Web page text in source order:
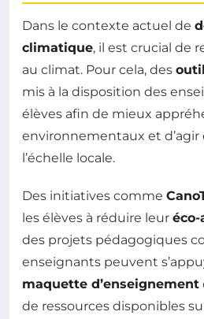
Dans le contexte actuel de
climatique, il est crucial de
au climat. Pour cela, des
mis à la disposition des
élèves afin de mieux
environnementaux et d’agir
l’échelle locale.
Des initiatives comme
les élèves à réduire leur
des projets pédagogiques
enseignants peuvent
maquette d’enseignement
de ressources disponibles